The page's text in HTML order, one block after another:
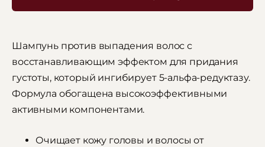
Шампунь против выпадения волос с
восстанавливающим эффектом для придания
густоты, который ингибирует 5-альфа-редуктазу.
Формула обогащена высокоэффективными
активными компонентами.
Очищает кожу головы и волосы от